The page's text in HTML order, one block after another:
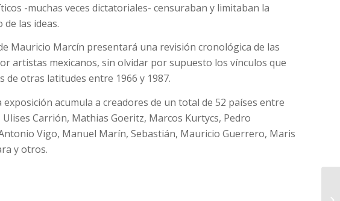
-muchas veces dictatoriales- censuraban y limitaban la
las ideas.
Mauricio Marcín presentará una revisión cronológica de las
artistas mexicanos, sin olvidar por supuesto los vínculos que
otras latitudes entre 1966 y 1987.
acumula a creadores de un total de 52 países entre
Carrión, Mathias Goeritz, Marcos Kurtycs, Pedro
Vigo, Manuel Marín, Sebastián, Mauricio Guerrero, Maris
y otros.